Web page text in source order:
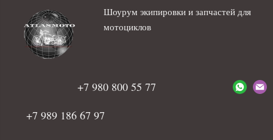
Шоурум экипировки и запчастей для
мотоциклов
+7 980 800 55 77
+7 989 186 67 97